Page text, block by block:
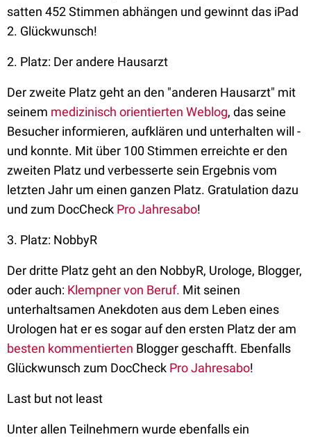
satten 452 Stimmen abhängen und gewinnt das iPad
2. Glückwunsch!
2. Platz: Der andere Hausarzt
Der zweite Platz geht an den "anderen Hausarzt" mit
seinem medizinisch orientierten Weblog, das seine
Besucher informieren, aufklären und unterhalten will -
und konnte. Mit über 100 Stimmen erreichte er den
zweiten Platz und verbesserte sein Ergebnis vom
letzten Jahr um einen ganzen Platz. Gratulation dazu
und zum DocCheck Pro Jahresabo!
3. Platz: NobbyR
Der dritte Platz geht an den NobbyR, Urologe, Blogger,
oder auch: Klempner von Beruf. Mit seinen
unterhaltsamen Anekdoten aus dem Leben eines
Urologen hat er es sogar auf den ersten Platz der am
besten kommentierten Blogger geschafft. Ebenfalls
Glückwunsch zum DocCheck Pro Jahresabo!
Last but not least
Unter allen Teilnehmern wurde ebenfalls ein